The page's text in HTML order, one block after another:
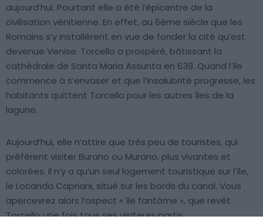
aujourd’hui. Pourtant elle a été l’épicentre de la
civilisation vénitienne. En effet, au 6ème siècle que les
Romains s’y installèrent en vue de fonder la cité qu’est
devenue Venise. Torcello a prospéré, bâtissant la
cathédrale de Santa Maria Assunta en 639. Quand l’île
commence à s’envaser et que l’insalubrité progresse, les
habitants quittent Torcello pour les autres îles de la
lagune.
Aujourd’hui, elle n’attire que très peu de touristes, qui
préfèrent visiter Burano ou Murano, plus vivantes et
colorées. Il n’y a qu’un seul logement touristique sur l’île,
le Locanda Capriani, situé sur les bords du canal. Vous
apercevrez alors l’aspect « île fantôme », que revêt
Torcello une fois tous ses visiteurs partis.